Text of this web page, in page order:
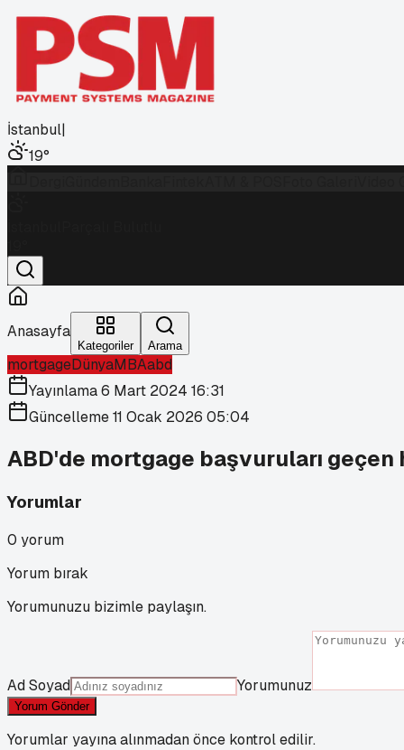
İstanbul|
19°
Anasayfa
Kategoriler Arama
mortgageDünyaMBAabd
Yayınlama6 Mart 2024 16:31
Güncelleme11 Ocak 2026 05:04
ABD'de mortgage başvuruları
Yorumlar
0 yorum
Yorum bırak
Yorumunuzu bizimle paylaşın.
Ad Soyad Yorumunuz
Yorum Gönder
Yorumlar yayına alınmadan önce kontrol edilir.